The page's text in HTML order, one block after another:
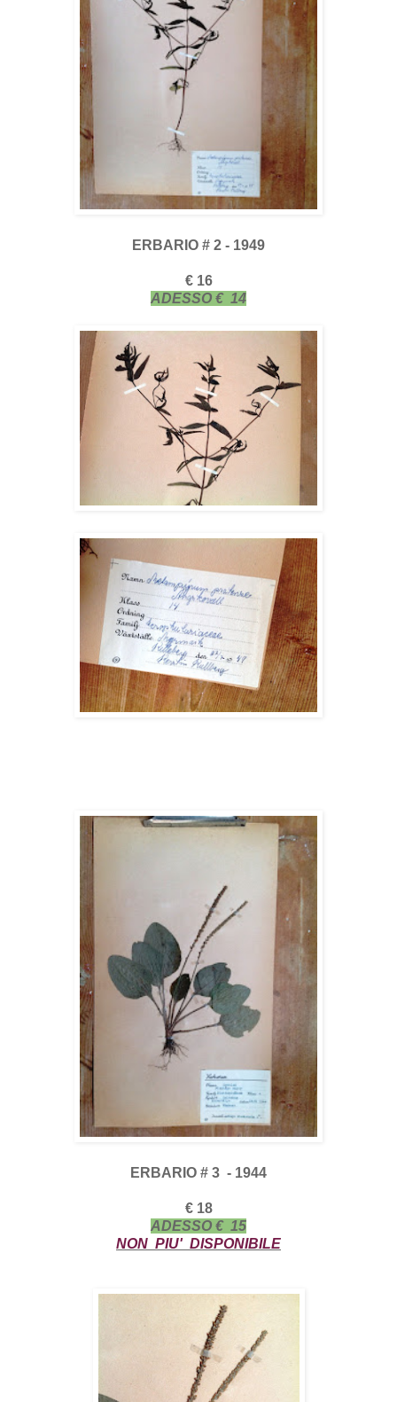
ERBARIO # 2 - 1949
€ 16
ADESSO € 14
ERBARIO # 3 - 1944
€ 18
ADESSO € 15
NON PIU' DISPONIBILE